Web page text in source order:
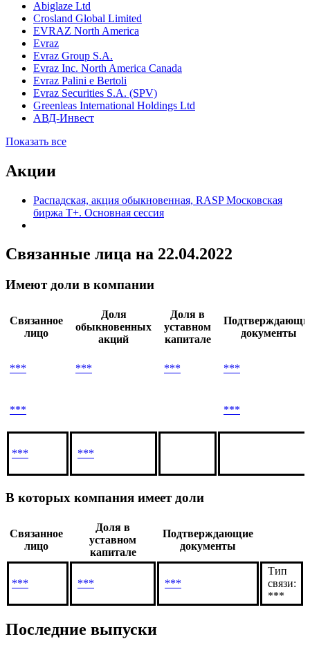
Аффилированные организации
Abiglaze Ltd
Crosland Global Limited
EVRAZ North America
Evraz
Evraz Group S.A.
Evraz Inc. North America Canada
Evraz Palini e Bertoli
Evraz Securities S.A. (SPV)
Акции
Распадская, акция обыкновенная, RASP Московская
биржа Т+. Основная сессия
Имеют доли в компании
Связанное
обыкновенных
Доля в
уставном
*** ***
***
*** ***
В которых компания имеет доли
Связанное
уставном
Подтверждающие
*** ***